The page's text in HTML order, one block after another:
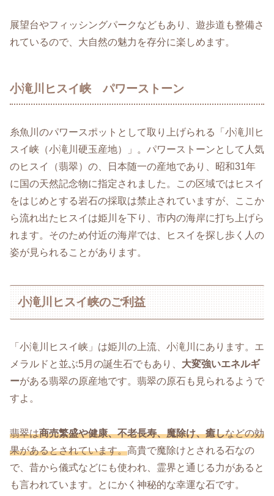
展望台やフィッシングパークなどもあり、遊歩道も整備さ
れているので、大自然の魅力を存分に楽しめます。
小滝川ヒスイ峡 パワーストーン
糸魚川のパワースポットとして取り上げられる「小滝川ヒ
スイ峡（小滝川硬玉産地）」。パワーストーンとして人気
のヒスイ（翡翠）の、日本随一の産地であり、昭和31年
に国の天然記念物に指定されました。この区域ではヒスイ
をはじめとする岩石の採取は禁止されていますが、ここか
ら流れ出たヒスイは姫川を下り、市内の海岸に打ち上げら
れます。そのため付近の海岸では、ヒスイを探し歩く人の
姿が見られることがあります。
小滝川ヒスイ峡のご利益
「小滝川ヒスイ峡」は姫川の上流、小滝川にあります。エ
メラルドと並ぶ5月の誕生石でもあり、 大変強いエネルギ
ーがある翡翠の原産地です。翡翠の原石も見られるようで
すよ。
翡翠は商売繁盛や健康、不老長寿、魔除け、癒しなどの効
果があるとされています。高貴で魔除けとされる石なの
で、昔から儀式などにも使われ、霊界と通じる力があると
も言われています。とにかく神秘的な幸運な石です。